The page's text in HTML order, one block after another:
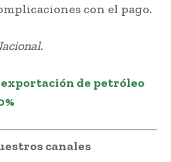
con el pago.
exportación de petróleo
canales